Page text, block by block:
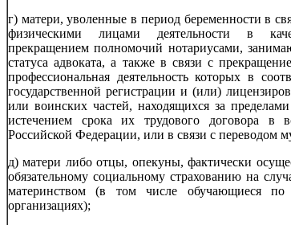
г) матери, уволенные в период беременности в
физическими лицами деятельности в
прекращением полномочий нотариусами,
статуса адвоката, а также в связи с
профессиональная деятельность которых в
государственной регистрации и (или)
или воинских частей, находящихся за
истечением срока их трудового договора в
Российской Федерации, или в связи с переводом
д) матери либо отцы, опекуны, фактически
обязательному социальному страхованию на
материнством (в том числе обучающиеся
организациях);